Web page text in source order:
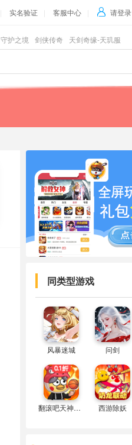
实名验证 客服中心  请登录
守护之境 剑侠传奇 天剑奇缘-天玑服
同类型游戏
风暴迷城 问剑
翻滚吧天神（0.1折） 西游除妖